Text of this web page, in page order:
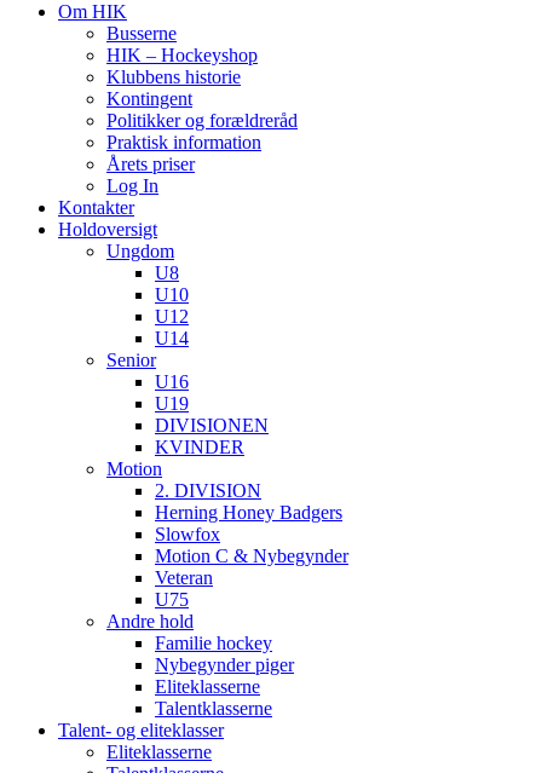
Om HIK
Busserne
HIK – Hockeyshop
Klubbens historie
Kontingent
Politikker og forældreråd
Praktisk information
Årets priser
Log In
Kontakter
Holdoversigt
Ungdom
U8
U10
U12
U14
Senior
U16
U19
DIVISIONEN
KVINDER
Motion
2. DIVISION
Herning Honey Badgers
Slowfox
Motion C & Nybegynder
Veteran
U75
Andre hold
Familie hockey
Nybegynder piger
Eliteklasserne
Talentklasserne
Talent- og eliteklasser
Eliteklasserne